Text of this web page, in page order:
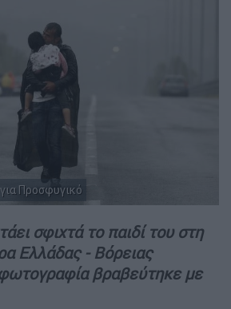
Προσφυγικό
σφιχτά το παιδί του στη
Ελλάδας - Βόρειας
βραβεύτηκε με